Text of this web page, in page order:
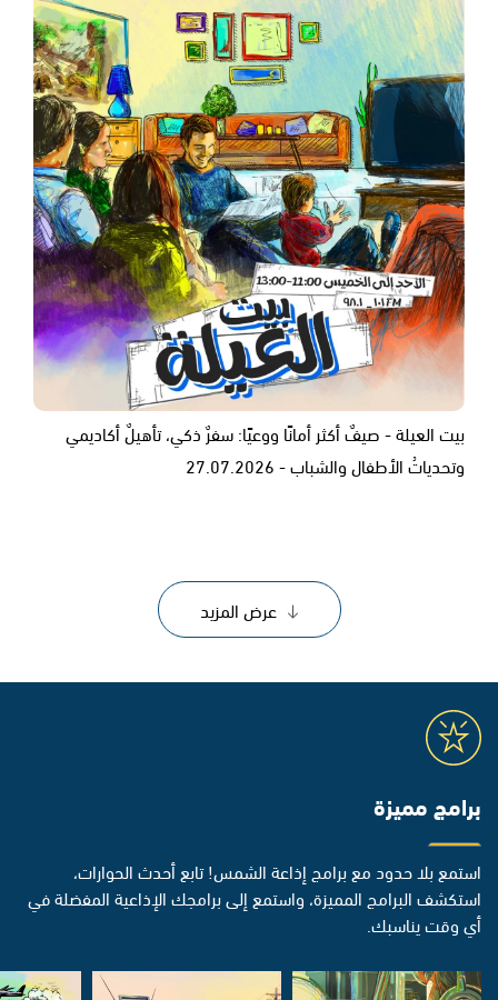
بيت العيلة - صيفٌ أكثر أمانًا ووعيًا: سفرٌ ذكي، تأهيلٌ أكاديمي
وتحدياتُ الأطفال والشباب - 27.07.2026
عرض المزيد
برامج مميزة
استمع بلا حدود مع برامج إذاعة الشمس! تابع أحدث الحوارات،
استكشف البرامج المميزة، واستمع إلى برامجك الإذاعية المفضلة في
أي وقت يناسبك.